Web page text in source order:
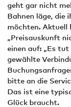
geht gar nicht
Bahnen läge, die
möchten. Aktuell
„Preisauskunft
einen auf: „Es tut
gewählte
bitte an die
Das ist eine
Glück braucht.